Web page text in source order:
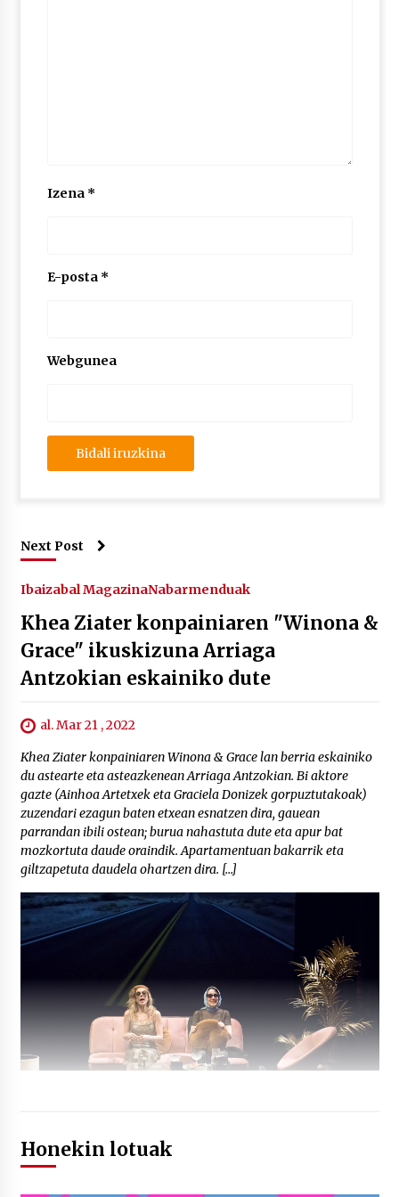
Izena *
E-posta *
Webgunea
Next Post
Ibaizabal MagazinaNabarmenduak
Khea Ziater konpainiaren "Winona &
Grace" ikuskizuna Arriaga
Antzokian eskainiko dute
al. Mar 21 , 2022
Khea Ziater konpainiaren Winona & Grace lan berria eskainiko
du astearte eta asteazkenean Arriaga Antzokian. Bi aktore
gazte (Ainhoa Artetxek eta Graciela Donizek gorpuztutakoak)
zuzendari ezagun baten etxean esnatzen dira, gauean
parrandan ibili ostean; burua nahastuta dute eta apur bat
mozkortuta daude oraindik. Apartamentuan bakarrik eta
giltzapetuta daudela ohartzen dira. […]
Honekin lotuak